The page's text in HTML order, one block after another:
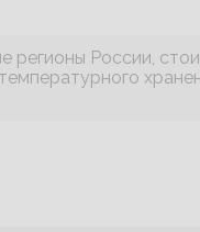
России,